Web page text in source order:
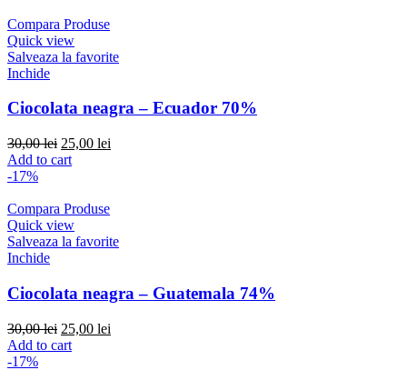
Compara Produse
Quick view
Salveaza la favorite
Inchide
Ciocolata neagra – Ecuador 70%
30,00lei Original
price
25,00 lei
Add to cart
-17%
Compara Produse
Quick view
Salveaza la favorite
Inchide
Ciocolata neagra – Guatemala 74%
30,00lei Original
price
25,00 lei
Add to cart
-17%